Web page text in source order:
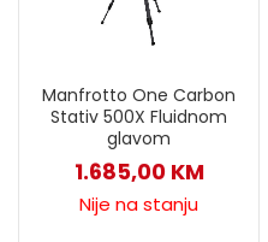
Manfrotto One Carbon
Stativ 500X Fluidnom
glavom
1.685,00 KM
Nije na stanju